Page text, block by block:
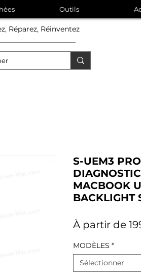
Réparez, Réinventez
Outils
S-UEM3
MACBOOK
BACKLIGHT
À partir de
MODÈLES *
Sélectionner